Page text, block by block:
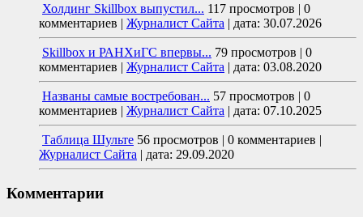
Холдинг Skillbox выпустил... 117 просмотров | 0
комментариев | Журналист Сайта | дата: 30.07.2026
Skillbox и РАНХиГС впервы... 79 просмотров | 0
комментариев | Журналист Сайта | дата: 03.08.2020
Названы самые востребован... 57 просмотров | 0
комментариев | Журналист Сайта | дата: 07.10.2025
Таблица Шульте 56 просмотров | 0 комментариев |
Журналист Сайта | дата: 29.09.2020
Комментарии